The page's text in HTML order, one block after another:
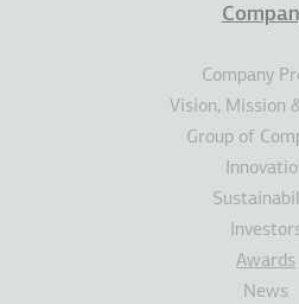
Company
Vision, Mission
Group of
Awards
News